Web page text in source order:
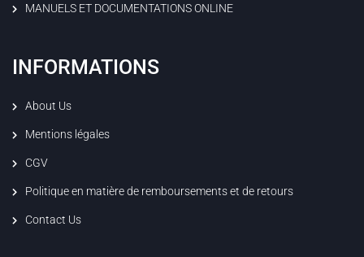
MANUELS ET DOCUMENTATIONS ONLINE
INFORMATIONS
About Us
Mentions légales
CGV
Politique en matière de remboursements et de retours
Contact Us